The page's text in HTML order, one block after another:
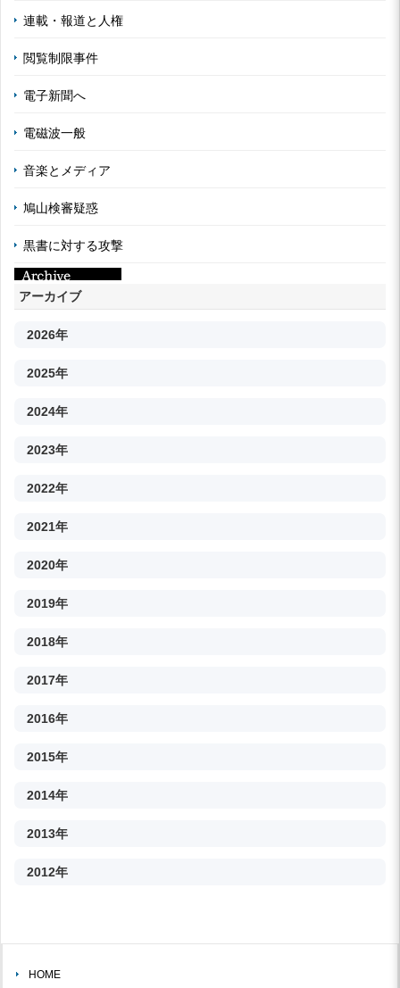
連載・報道と人権
閲覧制限事件
電子新聞へ
電磁波一般
音楽とメディア
鳩山検審疑惑
黒書に対する攻撃
アーカイブ
2026年
2025年
2024年
2023年
2022年
2021年
2020年
2019年
2018年
2017年
2016年
2015年
2014年
2013年
2012年
HOME